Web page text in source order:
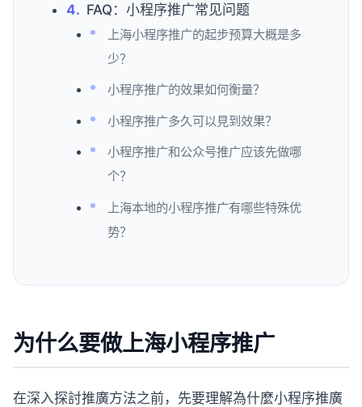
FAQ：小程序推广常见问题
上海小程序推广的起步预算大概是多
少？
小程序推广的效果如何衡量？
小程序推广多久可以見到效果？
小程序推广和公众号推广应该先做哪
个？
上海本地的小程序推广有哪些特殊优
势？
为什么要做上海小程序推广
在深入探討推廣方法之前，先要理解為什麼小程序推廣